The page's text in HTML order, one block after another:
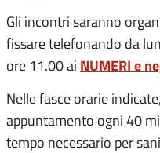
Gli incontri saranno
fissare telefonando da
ore 11.00 ai NUMERI e
Nelle fasce orarie
appuntamento ogni 40
tempo necessario per